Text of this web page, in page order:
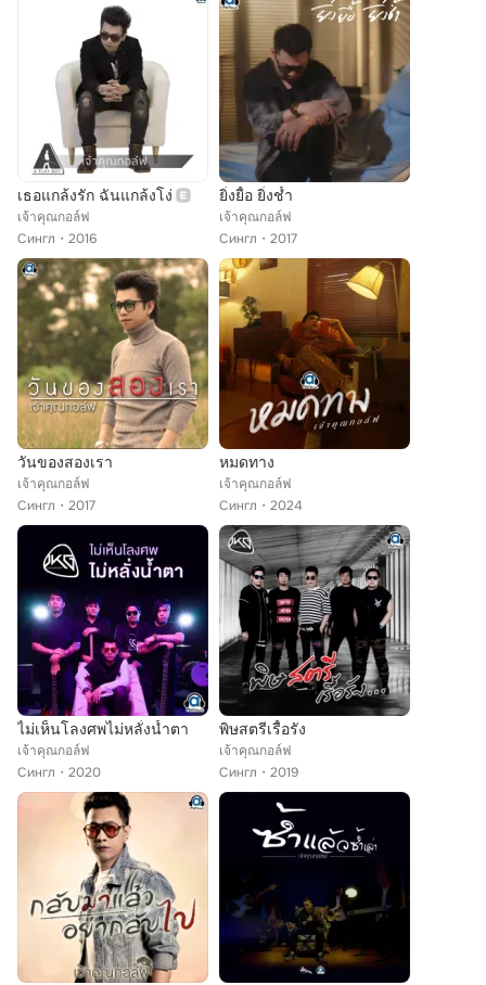
เธอแกล้งรัก ฉันแกล้งโง่
เจ้าคุณกอล์ฟ
Сингл
2016
ยิ่งยื้อ ยิ่งช้ำ
เจ้าคุณกอล์ฟ
Сингл
2017
วันของสองเรา
เจ้าคุณกอล์ฟ
Сингл
2017
หมดทาง
เจ้าคุณกอล์ฟ
Сингл
2024
ไม่เห็นโลงศพไม่หลั่งน้ำตา
เจ้าคุณกอล์ฟ
Сингл
2020
พิษสตรีเรื้อรัง
เจ้าคุณกอล์ฟ
Сингл
2019